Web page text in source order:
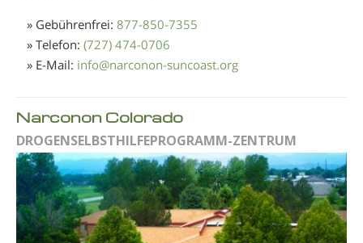
» Gebührenfrei: 877-850-7355
» Telefon: (727) 474-0706
» E-Mail: info@narconon-suncoast.org
Narconon Colorado
DROGENSELBSTHILFEPROGRAMM-ZENTRUM